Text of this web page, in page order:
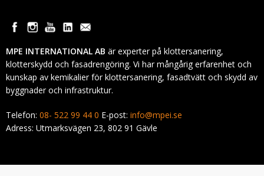
MPE INTERNATIONAL AB är experter på klottersanering,
klotterskydd och fasadrengöring. Vi har mångårig erfarenhet och
kunskap av kemikalier för klottersanering, fasadtvätt och skydd av
byggnader och infrastruktur.
Telefon: 08- 522 99 44 0 E-post: info@mpei.se
Adress: Utmarksvägen 23, 802 91 Gävle